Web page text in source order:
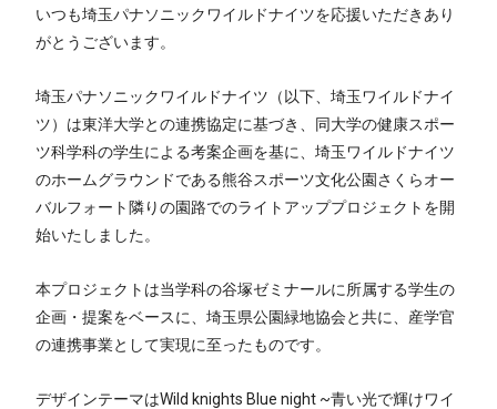
いつも埼玉パナソニックワイルドナイツを応援いただきあり
がとうございます。
埼玉パナソニックワイルドナイツ（以下、埼玉ワイルドナイ
ツ）は東洋大学との連携協定に基づき、同大学の健康スポー
ツ科学科の学生による考案企画を基に、埼玉ワイルドナイツ
のホームグラウンドである熊谷スポーツ文化公園さくらオー
バルフォート隣りの園路でのライトアッププロジェクトを開
始いたしました。
本プロジェクトは当学科の谷塚ゼミナールに所属する学生の
企画・提案をベースに、埼玉県公園緑地協会と共に、産学官
の連携事業として実現に至ったものです。
デザインテーマはWild knights Blue night ~青い光で輝けワイ